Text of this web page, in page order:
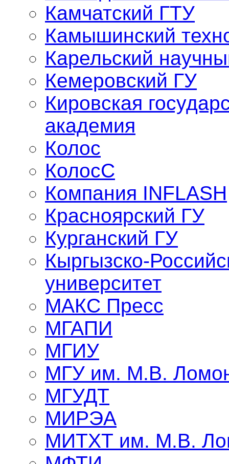
Камчатский ГТУ
Камышинский
Карельский
Кемеровский ГУ
Кировская
академия
Колос
КолосС
Компания INFLASH
Красноярский ГУ
Курганский ГУ
Кыргызско-
университет
МАКС Пресс
МГАПИ
МГИУ
МГУ им. М.В.
МГУДТ
МИРЭА
МИТХТ им. М.В.